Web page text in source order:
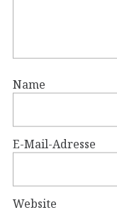
Name
E-Mail-Adresse
Website